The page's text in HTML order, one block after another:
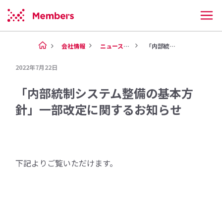
会社情報 ニュース（2022年） 「内部統制システム整備の基本方...
2022年7月22日
「内部統制システム整備の基本方
針」一部改定に関するお知らせ
下記よりご覧いただけます。